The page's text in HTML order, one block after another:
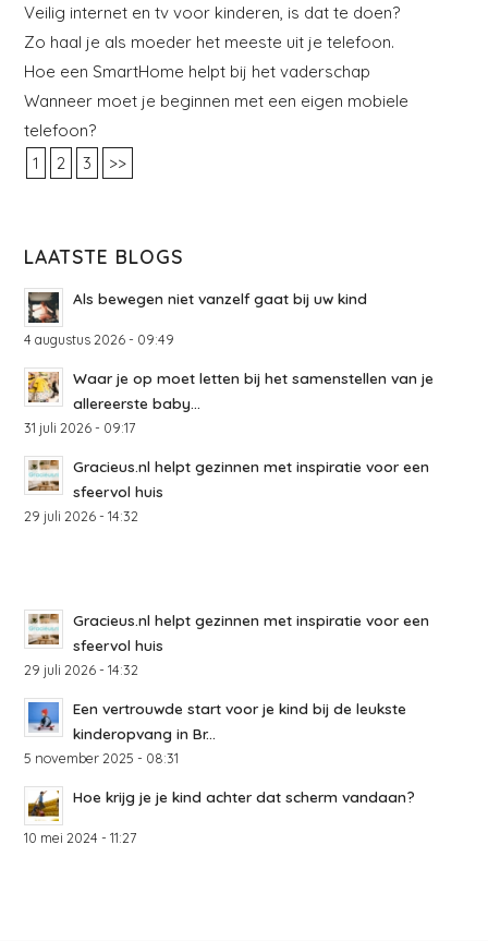
Veilig internet en tv voor kinderen, is dat te doen?
Zo haal je als moeder het meeste uit je telefoon.
Hoe een SmartHome helpt bij het vaderschap
Wanneer moet je beginnen met een eigen mobiele
telefoon?
1
2 3 >>
LAATSTE BLOGS
Als bewegen niet vanzelf gaat bij uw kind
4 augustus 2026 - 09:49
Waar je op moet letten bij het samenstellen van je
allereerste baby...
31 juli 2026 - 09:17
Gracieus.nl helpt gezinnen met inspiratie voor een
sfeervol huis
29 juli 2026 - 14:32
Gracieus.nl helpt gezinnen met inspiratie voor een
sfeervol huis
29 juli 2026 - 14:32
Een vertrouwde start voor je kind bij de leukste
kinderopvang in Br...
5 november 2025 - 08:31
Hoe krijg je je kind achter dat scherm vandaan?
10 mei 2024 - 11:27